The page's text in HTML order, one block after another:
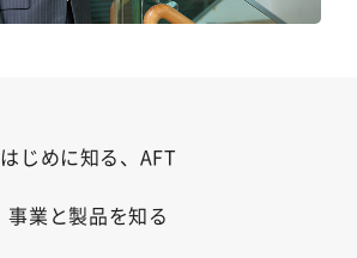
はじめに知る、AFT
事業と製品を知る